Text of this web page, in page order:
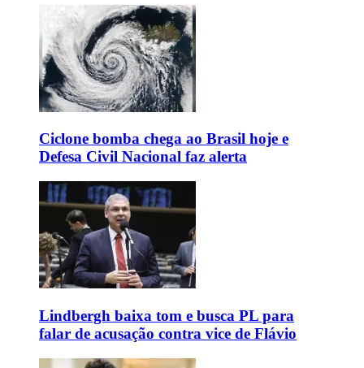
Ciclone bomba chega ao Brasil hoje e
Defesa Civil Nacional faz alerta
Lindbergh baixa tom e busca PL para
falar de acusação contra vice de Flávio